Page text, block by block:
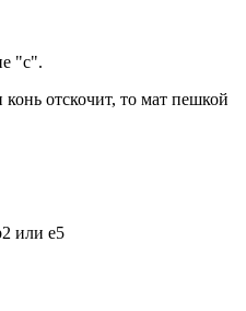
"с".
отскочит, то мат пешкой
или e5